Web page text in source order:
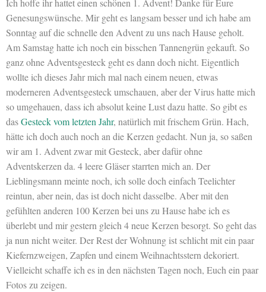
Ich hoffe ihr hattet einen schönen 1. Advent! Danke für Eure
Genesungswünsche. Mir geht es langsam besser und ich habe am
Sonntag auf die schnelle den Advent zu uns nach Hause geholt.
Am Samstag hatte ich noch ein bisschen Tannengrün gekauft. So
ganz ohne Adventsgesteck geht es dann doch nicht. Eigentlich
wollte ich dieses Jahr mich mal nach einem neuen, etwas
moderneren Adventsgesteck umschauen, aber der Virus hatte mich
so umgehauen, dass ich absolut keine Lust dazu hatte. So gibt es
dasGesteck vom letzten Jahr, natürlich mit frischem Grün. Hach,
hätte ich doch auch noch an die Kerzen gedacht. Nun ja, so saßen
wir am 1. Advent zwar mit Gesteck, aber dafür ohne
Adventskerzen da. 4 leere Gläser starrten mich an. Der
Lieblingsmann meinte noch, ich solle doch einfach Teelichter
reintun, aber nein, das ist doch nicht dasselbe. Aber mit den
gefühlten anderen 100 Kerzen bei uns zu Hause habe ich es
überlebt und mir gestern gleich 4 neue Kerzen besorgt. So geht das
ja nun nicht weiter. Der Rest der Wohnung ist schlicht mit ein paar
Kiefernzweigen, Zapfen und einem Weihnachtsstern dekoriert.
Vielleicht schaffe ich es in den nächsten Tagen noch, Euch ein paar
Fotos zu zeigen.